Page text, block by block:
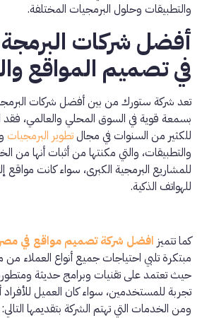
والتطبيقات وحلول البرمجيات المختلفة.
أفضل شركات
في تصميم المواقع
تعد شركة ستورك من بين أفضل شركات
بسمعة قوية في السوق المحلي والعالمي، فقد
للكثير من السنوات في مجالتطوير البرمجيات
والتطبيقات، والتي مكنتها من أثبات أنها من
للمشاريع البرمجية الكبرى، سواء كانت مواقع
للهواتف الذكية.
كما تتميز افضل شركة تصميم مواقع في مصر
مبتكرة تلبي احتياجات جميع أنواع العملاء
حيث تعتمد على تقنيات وبرامج حديثة
تجربة للمستخدمين، سواء كان العميل
ومن الخدمات التي تهتم الشركة بتقديمها التالي: